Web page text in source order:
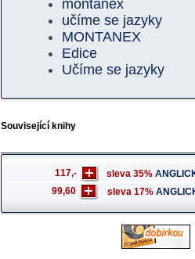
montanex
učíme se jazyky
MONTANEX
Edice
Učíme se jazyky
Související knihy
117,- sleva 35%
99,60
sleva 17%